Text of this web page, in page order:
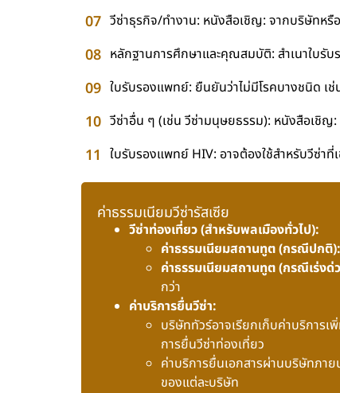
วีซ่าธุรกิจ/ทำงาน: หนังสือเชิญ: จากบริษัทหรื
หลักฐานการศึกษาและคุณสมบัติ: สำเนาใบรั
ใบรับรองแพทย์: ยืนยันว่าไม่มีโรคบางชนิด เ
วีซ่าอื่น ๆ (เช่น วีซ่ามนุษยธรรม): หนังสือเชิญ
ใบรับรองแพทย์ HIV: อาจต้องใช้สำหรับวีซ่าที่
ค่าธรรมเนียมวีซ่ารัสเซีย
วีซ่าท่องเที่ยว (สำหรับพลเมืองทั่วไป):
ค่าธรรมเนียมสถานทูต (กรณีปกติ):
ค่าธรรมเนียมสถานทูต (กรณีเร่งด่
กว่า
ค่าบริการยื่นวีซ่า:
บริษัททัวร์อาจเรียกเก็บค่าบริการ
การยื่นวีซ่าท่องเที่ยว
ค่าบริการยื่นเอกสารผ่านบริษัทภา
ของแต่ละบริษัท